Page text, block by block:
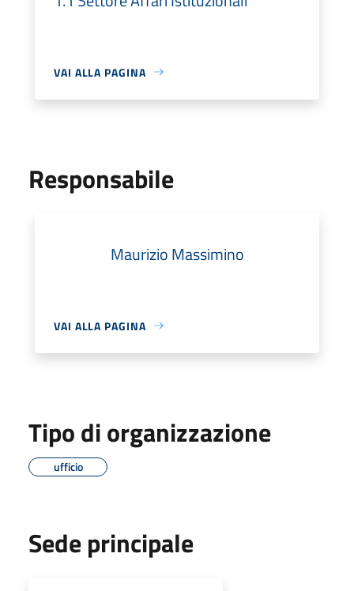
VAI ALLA PAGINA
Responsabile
Maurizio Massimino
VAI ALLA PAGINA
Tipo di organizzazione
ufficio
Sede principale